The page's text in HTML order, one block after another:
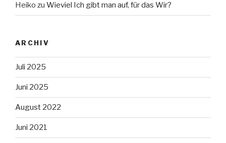
Heiko zu Wieviel Ich gibt man auf, für das Wir?
ARCHIV
Juli 2025
Juni 2025
August 2022
Juni 2021